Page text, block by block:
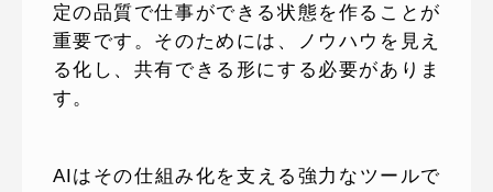
定の品質で仕事ができる状態を作ることが
重要です。そのためには、ノウハウを見え
る化し、共有できる形にする必要がありま
す。
AIはその仕組み化を支える強力なツールで